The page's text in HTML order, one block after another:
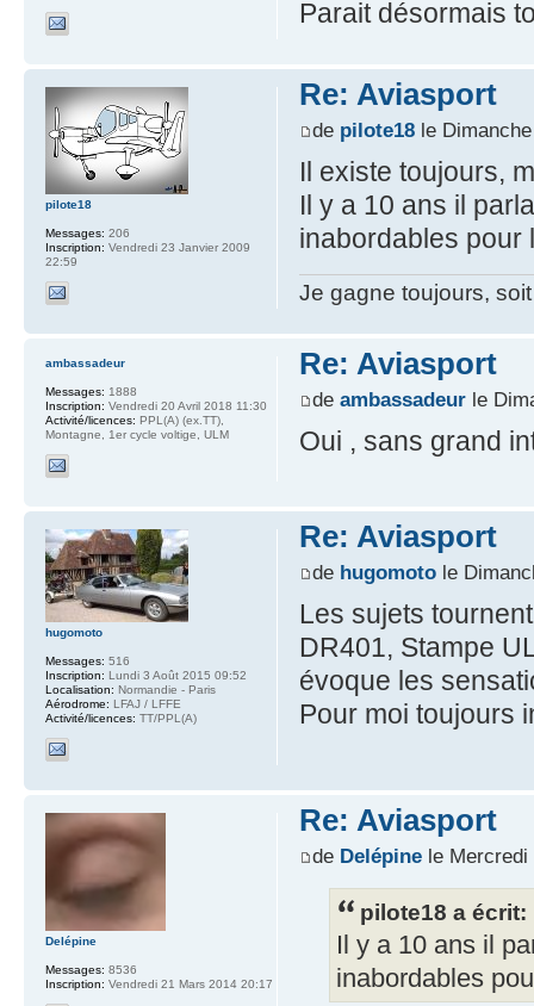
Parait désormais
Re: Aviasport
de pilote18le Dimanche
Il existe toujours,
Il y a 10 ans il
inabordables pour
Je gagne toujours,
pilote18
Messages: 206
Inscription: Vendredi 23 Janvier 2009
22:59
Re: Aviasport
de ambassadeurle
Oui , sans grand
ambassadeur
Messages: 1888
Inscription: Vendredi 20 Avril 2018 11:30
Activité/licences: PPL(A) (ex.TT),
Montagne, 1er cycle voltige, ULM
Re: Aviasport
de hugomotole
Les sujets
DR401, Stampe
évoque les
Pour moi toujours
hugomoto
Messages: 516
Inscription: Lundi 3 Août 2015 09:52
Localisation: Normandie - Paris
Aérodrome: LFAJ / LFFE
Activité/licences: TT/PPL(A)
Re: Aviasport
de Delépinele Mercredi
pilote18 a écrit:
Il y a 10 ans il
inabordables
Delépine
Messages: 8536
Inscription: Vendredi 21 Mars 2014 20:17